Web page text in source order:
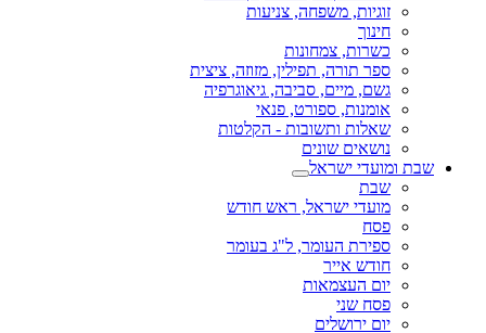
זוגיות, משפחה, צניעות
חינוך
כשרות, צמחונות
ספר תורה, תפילין, מזוזה, ציצית
גשם, מיים, סביבה, גיאוגרפיה
אומנות, ספורט, פנאי
שאלות ותשובות - הקלטות
נושאים שונים
שבת ומועדי ישראל
שבת
מועדי ישראל, ראש חודש
פסח
ספירת העומר, ל"ג בעומר
חודש אייר
יום העצמאות
פסח שני
יום ירושלים